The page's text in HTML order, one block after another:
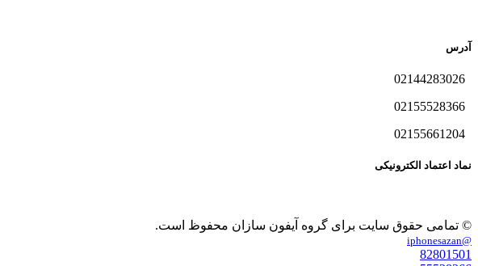
آدرس
نماد اعتماد الکترونیکی
© تمامی حقوق سایت برای گروه آیفون سازان محفوظ است.
@iphonesazan
82801501